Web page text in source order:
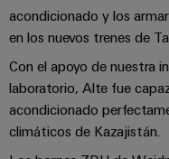
dispositivos
Hidrógeno
El
hidrógeno
tecnología
clave
para
de
gestión
la
energía
Power
combiner
boxes
Distribuidores
de
bus
de
pedido
digital
eShop
Interfaz
OCI
Eventos
y
ferias
Ferias
globales
y
acondicionado y los
en los nuevos trenes de
Con el apoyo de nuestra
laboratorio, Alte fue
acondicionado
climáticos de Kazajistán.